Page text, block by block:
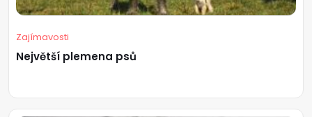
Zajímavosti
Největší plemena psů